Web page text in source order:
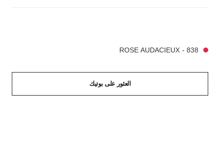
838 - ROSE AUDACIEUX
العثور على بوتيك